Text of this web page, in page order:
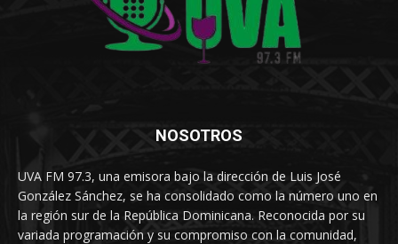
NOSOTROS
UVA FM 97.3, una emisora bajo la dirección de Luis José
González Sánchez, se ha consolidado como la número uno en
la región sur de la República Dominicana. Reconocida por su
variada programación y su compromiso con la comunidad,